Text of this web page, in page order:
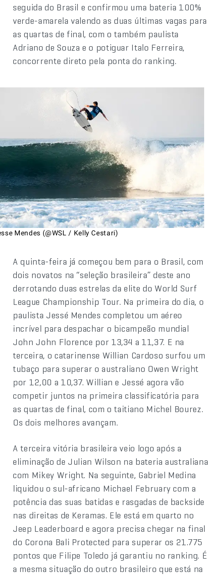
seguida do Brasil e confirmou uma bateria 100%
verde-amarela valendo as duas últimas vagas para
as quartas de final, com o também paulista
Adriano de Souza e o potiguar Italo Ferreira,
concorrente direto pela ponta do ranking.
Mendes (@WSL / Kelly Cestari)
A quinta-feira já começou bem para o Brasil, com
dois novatos na “seleção brasileira” deste ano
derrotando duas estrelas da elite do World Surf
League Championship Tour. Na primeira do dia, o
paulista Jessé Mendes completou um aéreo
incrível para despachar o bicampeão mundial
John John Florence por 13,34 a 11,37. E na
terceira, o catarinense Willian Cardoso surfou um
tubaço para superar o australiano Owen Wright
por 12,00 a 10,37. Willian e Jessé agora vão
competir juntos na primeira classificatória para
as quartas de final, com o taitiano Michel Bourez.
Os dois melhores avançam.
A terceira vitória brasileira veio logo após a
eliminação de Julian Wilson na bateria australiana
com Mikey Wright. Na seguinte, Gabriel Medina
liquidou o sul-africano Michael February com a
potência das suas batidas e rasgadas de backside
nas direitas de Keramas. Ele está em quarto no
Jeep Leaderboard e agora precisa chegar na final
do Corona Bali Protected para superar os 21.775
pontos que Filipe Toledo já garantiu no ranking. É
a mesma situação do outro brasileiro que está na